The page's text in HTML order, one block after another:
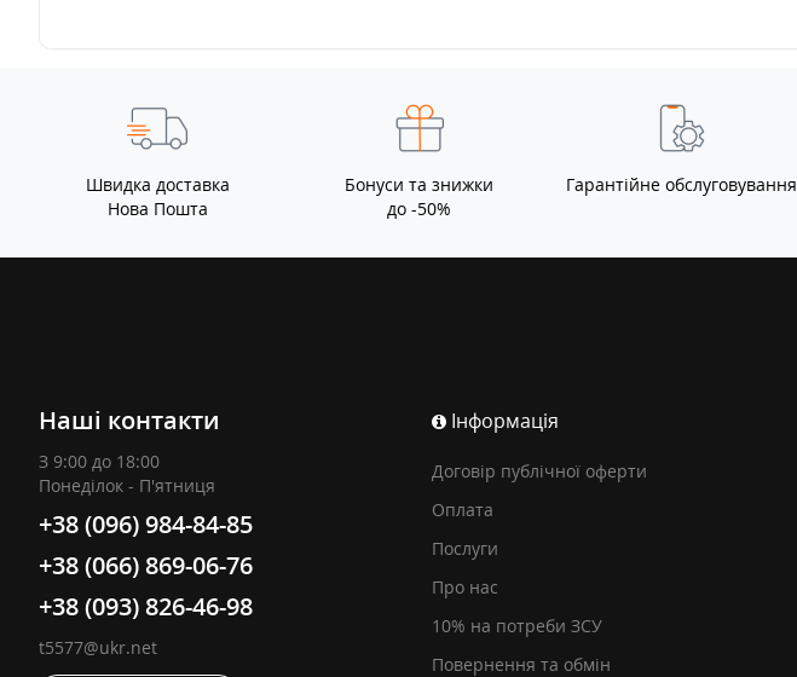
Швидка доставка
Нова Пошта
Бонуси та знижки
до -50%
Гарантійне обслуговування
Наші контакти
З 9:00 до 18:00
Понеділок - П'ятниця
+38 (096) 984-84-85
+38 (066) 869-06-76
+38 (093) 826-46-98
t5577@ukr.net
Інформація
Договір публічної оферти
Оплата
Послуги
Про нас
10% на потреби ЗСУ
Повернення та обмін